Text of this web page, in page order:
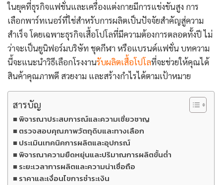
ในยุคที่ธุรกิจแฟชั่นและเครื่องแต่งกายมีการแข่งขันสูง การ
เลือกพาร์ทเนอร์ที่ใช่สำหรับการผลิตเป็นปัจจัยสำคัญสู่ความ
สำเร็จ โดยเฉพาะธุรกิจเสื้อโปโลที่มีความต้องการตลอดทั้งปี ไม่
ว่าจะเป็นยูนิฟอร์มบริษัท ชุดกีฬา หรือแบรนด์แฟชั่น บทความ
นี้จะแนะนำวิธีเลือกโรงงานรับผลิตเสื้อโปโลที่จะช่วยให้คุณได้
สินค้าคุณภาพดี สวยงาม และสร้างกำไรได้ตามเป้าหมาย
สารบัญ
พิจารณาประสบการณ์และความเชี่ยวชาญ
ตรวจสอบคุณภาพวัตถุดิบและทางเลือก
ประเมินเทคนิคการผลิตและอุปกรณ์
พิจารณาความยืดหยุ่นและปริมาณการผลิตขั้นต่ำ
ระยะเวลาการผลิตและความน่าเชื่อถือ
ราคาและเงื่อนไขการชำระเงิน